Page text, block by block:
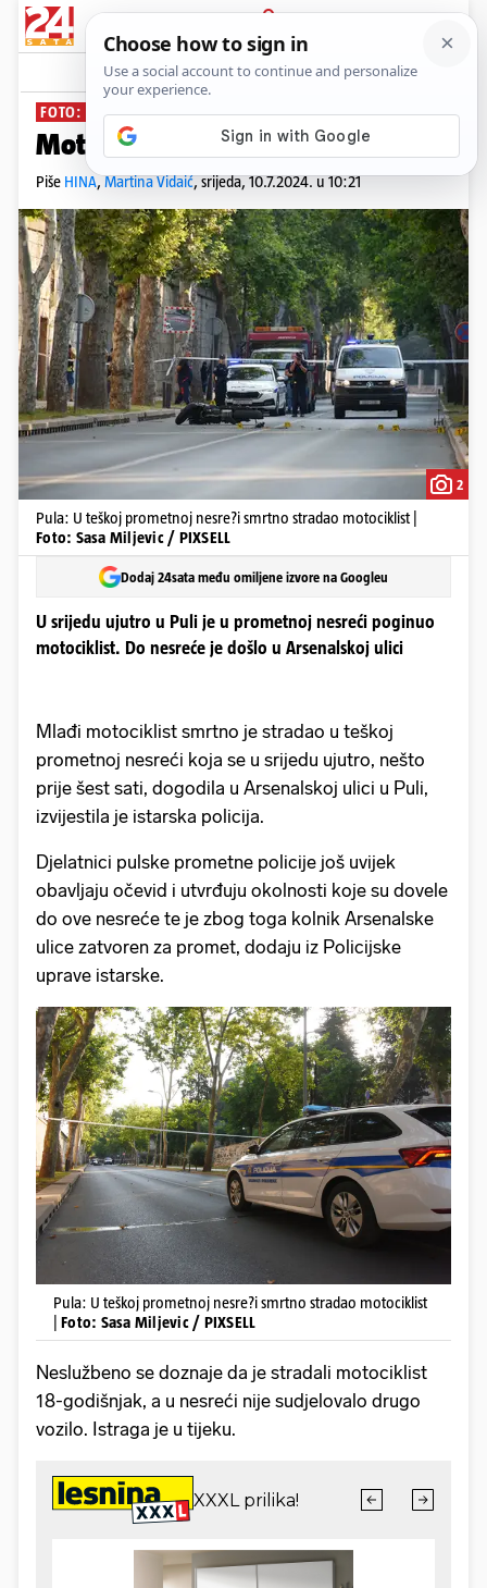
PRIJAVA
News Komentari
FOTO: CRNO JUTRO U ISTRI
Motociklist (18) poginuo u Puli
Piše HINA,Martina Vidaić,srijeda, 10.7.2024. u 10:21
2
Pula: U teškoj prometnoj nesre?i smrtno stradao motociklist |
Foto: Sasa Miljevic / PIXSELL
Dodaj 24sata među omiljene izvore na Googleu
U srijedu ujutro u Puli je u prometnoj nesreći poginuo
motociklist. Do nesreće je došlo u Arsenalskoj ulici
Mlađi motociklist smrtno je stradao u teškoj
prometnoj nesreći koja se u srijedu ujutro, nešto
prije šest sati, dogodila u Arsenalskoj ulici u Puli,
izvijestila je istarska policija.
Djelatnici pulske prometne policije još uvijek
obavljaju očevid i utvrđuju okolnosti koje su dovele
do ove nesreće te je zbog toga kolnik Arsenalske
ulice zatvoren za promet, dodaju iz Policijske
uprave istarske.
Pula: U teškoj prometnoj nesre?i smrtno stradao motociklist
Foto: Sasa Miljevic / PIXSELL
Neslužbeno se doznaje da je stradali motociklist
18-godišnjak, a u nesreći nije sudjelovalo drugo
vozilo. Istraga je u tijeku.